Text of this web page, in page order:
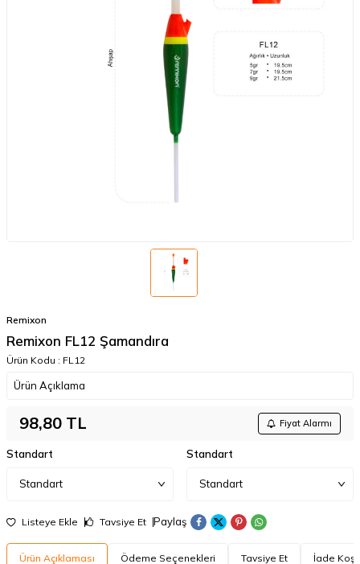
Remixon
Remixon FL12 Şamandıra
Ürün Kodu : FL12
Ürün Açıklama
98,80 TL Fiyat Alarmı
Standart Standart
Listeye Ekle Tavsiye Et Paylaş
Ürün Açıklaması Ödeme Seçenekleri Tavsiye Et İade